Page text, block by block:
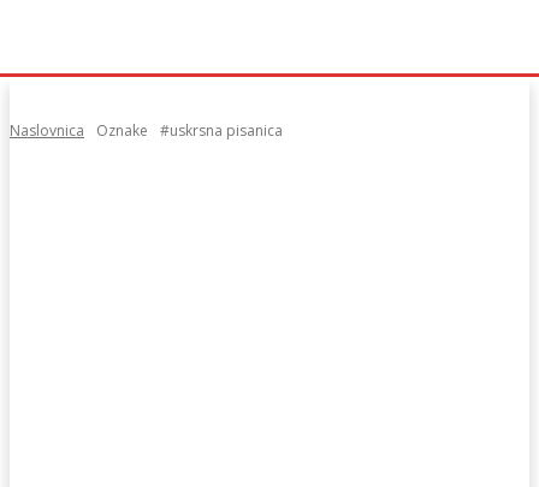
Naslovnica Oznake #uskrsna pisanica